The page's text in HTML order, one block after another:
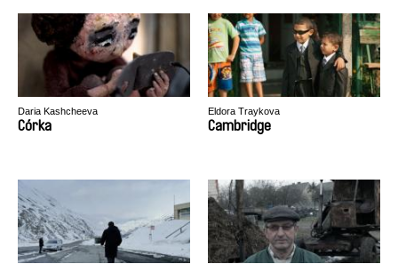
Daria Kashcheeva
Córka
Eldora Traykova
Cambridge